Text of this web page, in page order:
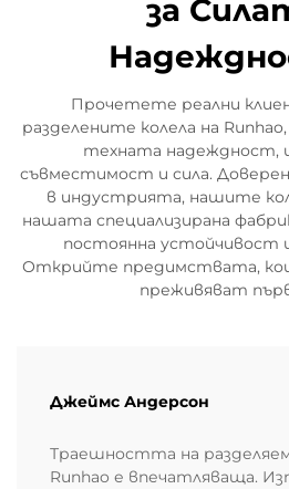
за
Прочетете реални
разделените колела на
техната надеждност,
съвместимост и сила.
в индустрията, нашите
нашата специализирана
постоянна устойчивост
Открийте предимствата,
преживяват
Джеймс Андерсон
Траешността на
Runhao е впечатляваща.